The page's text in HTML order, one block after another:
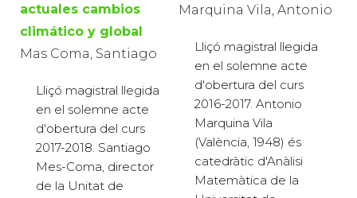
actuales cambios
climático y global
Mas Coma, Santiago
Lliçó magistral llegida
en el solemne acte
d'obertura del curs
2017-2018. Santiago
Mes-Coma, director
de la Unitat de
Marquina Vila, Antonio
Lliçó magistral llegida
en el solemne acte
d'obertura del curs
2016-2017. Antonio
Marquina Vila
(València, 1948) és
catedràtic d'Anàlisi
Matemàtica de la